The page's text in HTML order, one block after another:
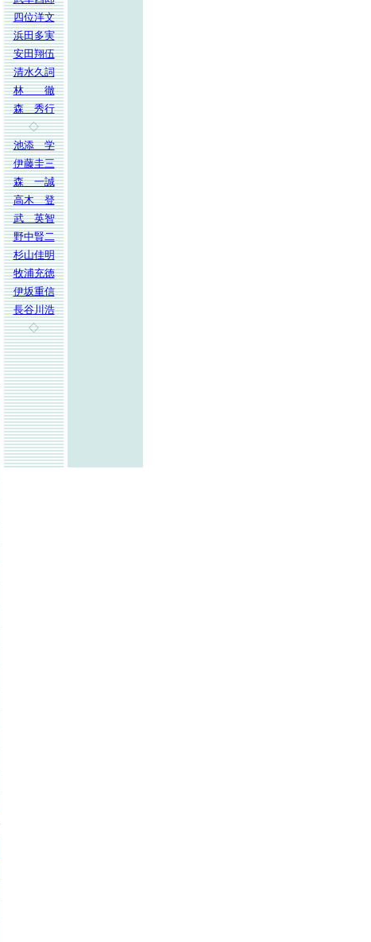
四位洋文
浜田多実
安田翔伍
清水久詞
林 徹
森 秀行
◇
池添 学
伊藤圭三
森 一誠
高木 登
武 英智
野中賢二
杉山佳明
牧浦充徳
伊坂重信
長谷川浩
◇